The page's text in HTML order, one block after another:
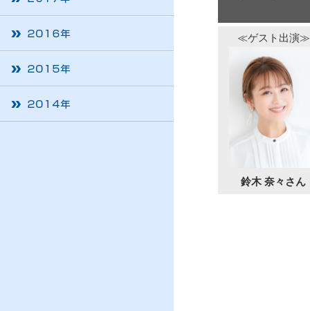
≪ゲスト出演≫
鈴木 奈々さん